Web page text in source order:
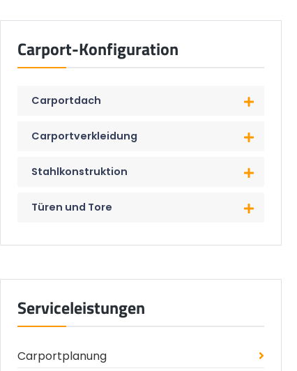
Carport-Konfiguration
Carportdach
Carportverkleidung
Stahlkonstruktion
Türen und Tore
Serviceleistungen
Carportplanung